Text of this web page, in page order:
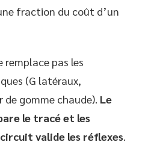
fraction du coût d’un
remplace pas les
(G latéraux,
gomme chaude). Le
le tracé et les
valide les réflexes.